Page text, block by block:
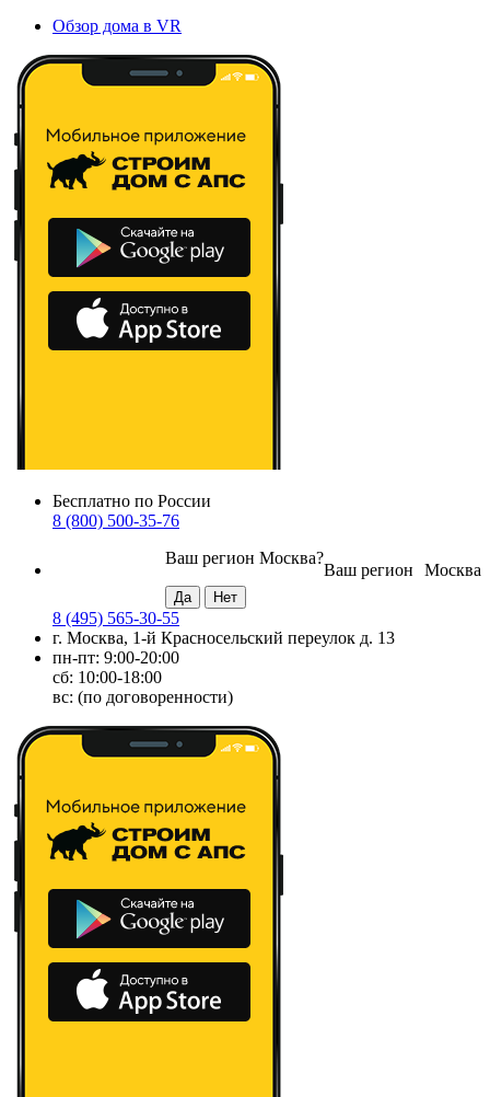
Обзор дома в VR
Бесплатно по России
8 (800) 500-35-76
Москва
Ваш регион
Ваш регион Москва?
8 (495) 565-30-55
г. Москва, 1-й Красносельский переулок д. 13
пн-пт: 9:00-20:00
сб: 10:00-18:00
вс: (по договоренности)